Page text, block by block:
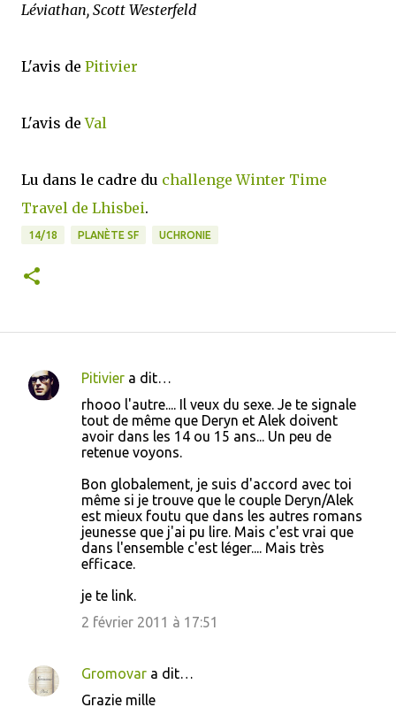
Léviathan, Scott Westerfeld
L'avis de Pitivier
L'avis deVal
Lu dans le cadre du challenge Winter Time
Travel de Lhisbei.
14/18 PLANÈTE SF UCHRONIE
C
Pitivier a dit…
rhooo l'autre.... Il veux du sexe. Je te signale
tout de même que Deryn et Alek doivent
avoir dans les 14 ou 15 ans... Un peu de
retenue voyons.
Bon globalement, je suis d'accord avec toi
même si je trouve que le couple Deryn/Alek
est mieux foutu que dans les autres romans
jeunesse que j'ai pu lire. Mais c'est vrai que
dans l'ensemble c'est léger.... Mais très
efficace.
je te link.
2 février 2011 à 17:51
Gromovar a dit…
Grazie mille